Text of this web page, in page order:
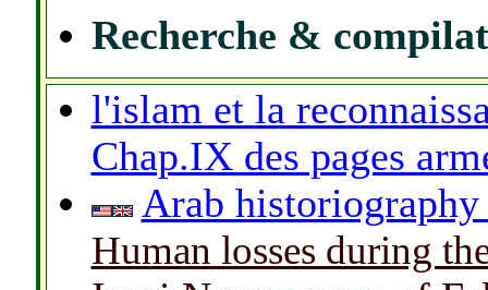
Recherche &
l'islam et la
Chap.IX des pages
Arab
Human losses during